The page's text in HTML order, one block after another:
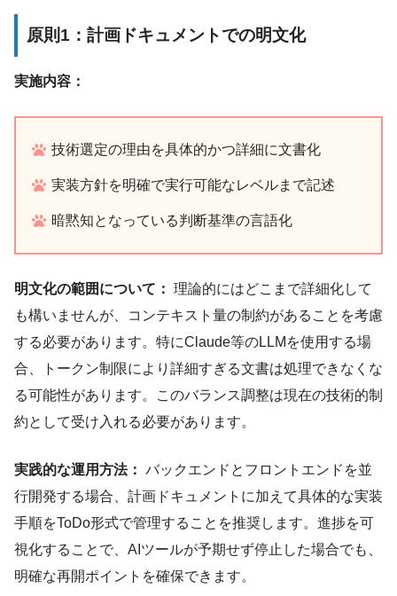
原則1：計画ドキュメントでの明文化
実施内容：
技術選定の理由を具体的かつ詳細に文書化
実装方針を明確で実行可能なレベルまで記述
暗黙知となっている判断基準の言語化
明文化の範囲について： 理論的にはどこまで詳細化して
も構いませんが、コンテキスト量の制約があることを考慮
する必要があります。特にClaude等のLLMを使用する場
合、トークン制限により詳細すぎる文書は処理できなくな
る可能性があります。このバランス調整は現在の技術的制
約として受け入れる必要があります。
実践的な運用方法： バックエンドとフロントエンドを並
行開発する場合、計画ドキュメントに加えて具体的な実装
手順をToDo形式で管理することを推奨します。進捗を可
視化することで、AIツールが予期せず停止した場合でも、
明確な再開ポイントを確保できます。